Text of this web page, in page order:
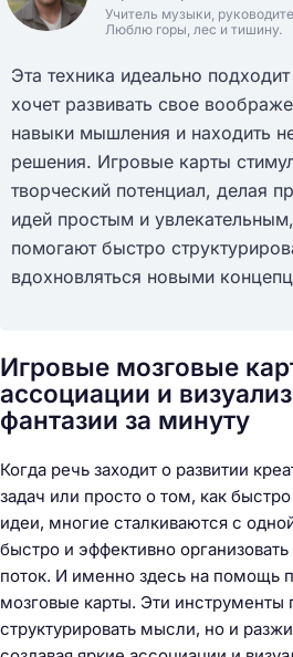
Учитель музыки,
Люблю горы, лес и тишину.
Эта техника идеально
хочет развивать свое
навыки мышления и находить
решения. Игровые карты
творческий потенциал, делая
идей простым и
помогают быстро
вдохновляться новыми
Игровые мозговые
ассоциации и
фантазии за минуту
Когда речь заходит о развитии
задач или просто о том, как
идеи, многие сталкиваются с
быстро и эффективно
поток. И именно здесь на помощь
мозговые карты. Эти инструменты
структурировать мысли, но и